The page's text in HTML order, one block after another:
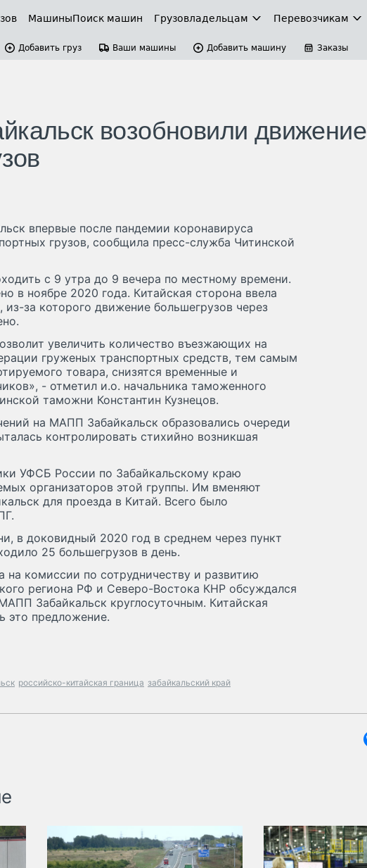
МашиныПоиск машин Грузовладельцам Перевозчикам
Добавить груз Ваши машины Добавить машину Заказы
возобновили движение
впервые после пандемии коронавируса
грузов, сообщила пресс-служба Читинской
с 9 утра до 9 вечера по местному времени.
в ноябре 2020 года. Китайская сторона ввела
за которого движение большегрузов через
увеличить количество въезжающих на
груженых транспортных средств, тем самым
товара, снизятся временные и
- отметил и.о. начальника таможенного
таможни Константин Кузнецов.
на МАПП Забайкальск образовались очереди
контролировать стихийно возникшая
УФСБ России по Забайкальскому краю
организаторов этой группы. Им вменяют
для проезда в Китай. Всего было
в доковидный 2020 год в среднем через пункт
25 большегрузов в день.
комиссии по сотрудничеству и развитию
региона РФ и Северо-Востока КНР обсуждался
Забайкальск круглосуточным. Китайская
это предложение.
российско-китайская граница забайкальский край